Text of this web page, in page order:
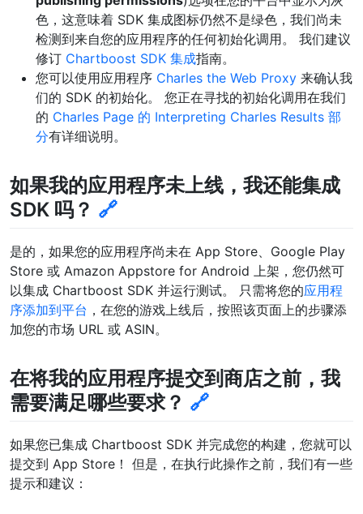
色，这意味着 SDK 集成图标仍然不是绿色，我们尚未
检测到来自您的应用程序的任何初始化调用。 我们建议
修订 Chartboost SDK 集成指南。
您可以使用应用程序 Charles the Web Proxy 来确认我
们的 SDK 的初始化。 您正在寻找的初始化调用在我们
的 Charles Page 的 Interpreting Charles Results 部
分有详细说明。
如果我的应用程序未上线，我还能集成
SDK 吗？ 🔗
是的，如果您的应用程序尚未在 App Store、Google Play
Store 或 Amazon Appstore for Android 上架，您仍然可
以集成 Chartboost SDK 并运行测试。 只需将您的应用程
序添加到平台 ，在您的游戏上线后，按照该页面上的步骤添
加您的市场 URL 或 ASIN。
在将我的应用程序提交到商店之前，我
需要满足哪些要求？ 🔗
如果您已集成 Chartboost SDK 并完成您的构建，您就可以
提交到 App Store！ 但是，在执行此操作之前，我们有一些
提示和建议：